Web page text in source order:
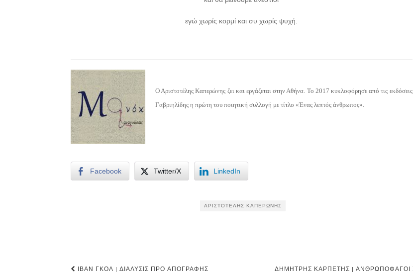
εγώ χωρίς κορμί και συ χωρίς ψυχή.
Ο Αριστοτέλης Καπερώνης ζει και εργάζεται στην Αθήνα. Το 2017 κυκλοφόρησε από τις εκδόσεις
Γαβριηλίδης η πρώτη του ποιητική συλλογή με τίτλο «Ένας λεπτός άνθρωπος».
Facebook Twitter/X LinkedIn
ΑΡΙΣΤΟΤΈΛΗΣ ΚΑΠΕΡΏΝΗΣ
ΙΒΆΝ ΓΚΟΛ | ΔΙΆΛΥΣΙΣ ΠΡΟ ΑΠΟΓΡΑΦΉΣ ΔΗΜΉΤΡΗΣ ΚΑΡΠΈΤΗΣ | ΑΝΘΡΩΠΟΦΆΓΟΙ